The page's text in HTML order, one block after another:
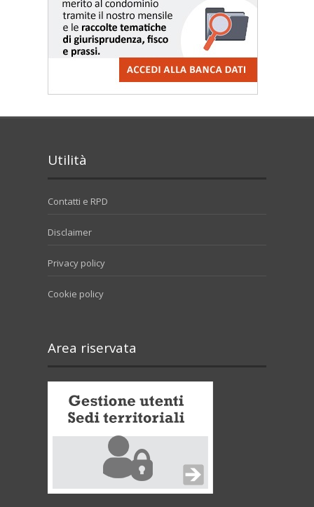
Utilità
Contatti e RPD
Disclaimer
Privacy policy
Cookie policy
Area riservata